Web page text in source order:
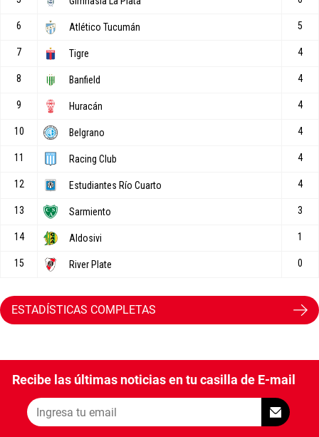
ESTADÍSTICAS COMPLETAS
Recibe las últimas noticias en tu casilla de E-mail